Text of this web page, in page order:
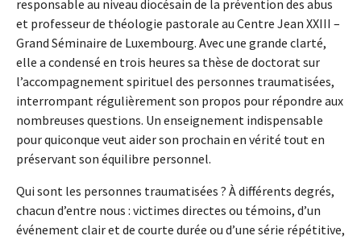
responsable au niveau diocésain de la prévention des abus
et professeur de théologie pastorale au Centre Jean XXIII –
Grand Séminaire de Luxembourg. Avec une grande clarté,
elle a condensé en trois heures sa thèse de doctorat sur
l’accompagnement spirituel des personnes traumatisées,
interrompant régulièrement son propos pour répondre aux
nombreuses questions. Un enseignement indispensable
pour quiconque veut aider son prochain en vérité tout en
préservant son équilibre personnel.
Qui sont les personnes traumatisées ? À différents degrés,
chacun d’entre nous : victimes directes ou témoins, d’un
événement clair et de courte durée ou d’une série répétitive,